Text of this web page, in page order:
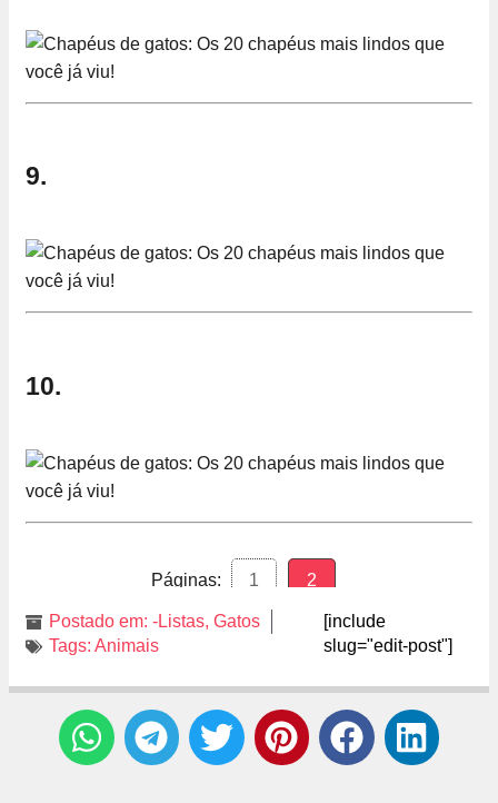
9.
10.
Páginas: 1 2
Postado em: -Listas, Gatos
Tags: Animais
[include
slug="edit-post"]